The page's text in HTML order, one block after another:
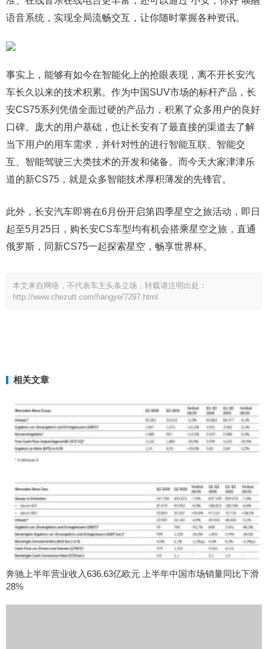
语音系统，实现全局流畅交互，让你随时掌握各种资讯。
事实上，能够有如今在智能化上的抢眼表现，离不开长安汽
车长久以来的技术积累。作为中国SUV市场的标杆产品，长
安CS75系列凭借全面过硬的产品力，积累了众多用户的良好
口碑。庞大的用户基础，也让长安有了最直接的渠道去了解
当下用户的用车需求，并针对性的进行智能互联、智能交
互、智能驾驶三大类技术的开发和储备。而今天大家津津乐
道的新CS75，就是众多智能技术厚积薄发的先锋官。
此外，长安汽车即将在6月份开启第四季星空之旅活动，即日
起至5月25日，购长安CS车型均有机会搭乘星空之旅，直通
俄罗斯，同新CS75一起探索星空，畅享世界杯。
本文来自网络，不代表车主头条立场，转载请注明出处：
http://www.chezutt.com/hangye/7297.html
相关文章
奔驰上半年营业收入636.63亿欧元 上半年中国市场销量同比下滑
28%